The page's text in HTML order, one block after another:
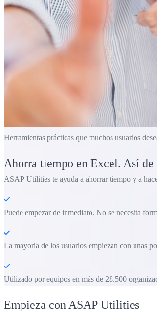
Herramientas prácticas que muchos usuarios
Ahorra tiempo en Excel. Así
ASAP Utilities te ayuda a ahorrar tiempo y a
Puede empezar de inmediato. No se necesita
La mayoría de los usuarios empiezan con unas
Utilizado por equipos en más de 28.500
Empieza con ASAP Utilities